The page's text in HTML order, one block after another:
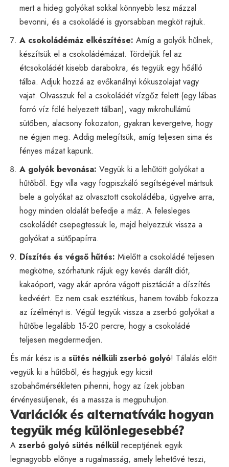
mert a hideg golyókat sokkal könnyebb lesz mázzal
bevonni, és a csokoládé is gyorsabban megköt rajtuk.
A csokoládémáz elkészítése: Amíg a golyók hűlnek,
készítsük el a csokoládémázat. Tördeljük fel az
étcsokoládét kisebb darabokra, és tegyük egy hőálló
tálba. Adjuk hozzá az evőkanálnyi kókuszolajat vagy
vajat. Olvasszuk fel a csokoládét vízgőz felett (egy lábas
forró víz fölé helyezett tálban), vagy mikrohullámú
sütőben, alacsony fokozaton, gyakran kevergetve, hogy
ne égjen meg. Addig melegítsük, amíg teljesen sima és
fényes mázat kapunk.
A golyók bevonása: Vegyük ki a lehűtött golyókat a
hűtőből. Egy villa vagy fogpiszkáló segítségével mártsuk
bele a golyókat az olvasztott csokoládéba, ügyelve arra,
hogy minden oldalát befedje a máz. A felesleges
csokoládét csepegtessük le, majd helyezzük vissza a
golyókat a sütőpapírra.
Díszítés és végső hűtés: Mielőtt a csokoládé teljesen
megkötne, szórhatunk rájuk egy kevés darált diót,
kakaóport, vagy akár apróra vágott pisztáciát a díszítés
kedvéért. Ez nem csak esztétikus, hanem tovább fokozza
az ízélményt is. Végül tegyük vissza a zserbó golyókat a
hűtőbe legalább 15-20 percre, hogy a csokoládé
teljesen megdermedjen.
És már kész is a sütés nélküli zserbó golyó! Tálalás előtt
vegyük ki a hűtőből, és hagyjuk egy kicsit
szobahőmérsékleten pihenni, hogy az ízek jobban
érvényesüljenek, és a massza is megpuhuljon.
Variációk és alternatívák: hogyan
tegyük még különlegesebbé?
A zserbó golyó sütés nélkül receptjének egyik
legnagyobb előnye a rugalmasság, amely lehetővé teszi,